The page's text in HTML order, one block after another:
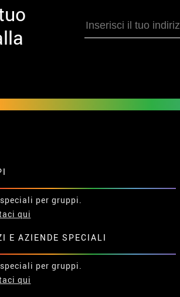
per gruppi.
qui
E AZIENDE SPECIALI
per gruppi.
qui